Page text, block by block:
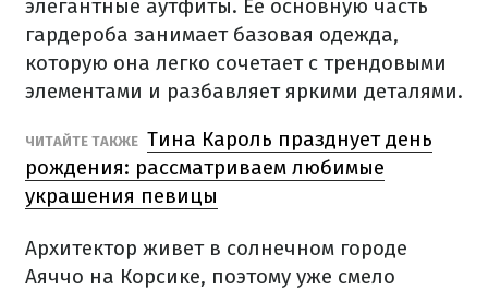
элегантные аутфиты. Ее основную часть
гардероба занимает базовая одежда,
которую она легко сочетает с трендовыми
элементами и разбавляет яркими деталями.
ЧИТАЙТЕ ТАКЖЕ Тина Кароль празднует день
рождения: рассматриваем любимые
украшения певицы
Архитектор живет в солнечном городе
Аяччо на Корсике, поэтому уже смело